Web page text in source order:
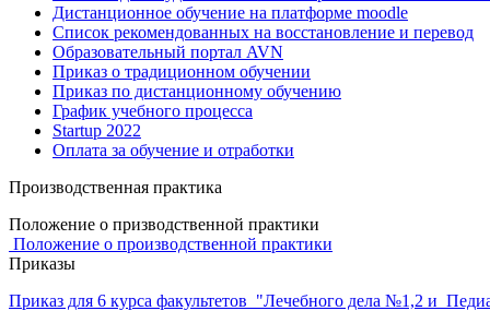
Дистанционное обучение на платформе moodle
Список рекомендованных на восстановление и перевод
Образовательный портал AVN
Приказ о традиционном обучении
Приказ по дистанционному обучению
График учебного процесса
Startup 2022
Оплата за обучение и отработки
Производственная практика
Положение о призводственной практики
Положение о производственной практики
Приказы
Приказ для 6 курса факультетов "Лечебного дела №1,2 и